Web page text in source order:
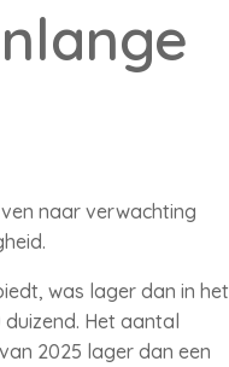
naar verwachting
was lager dan in het
Het aantal
2025 lager dan een